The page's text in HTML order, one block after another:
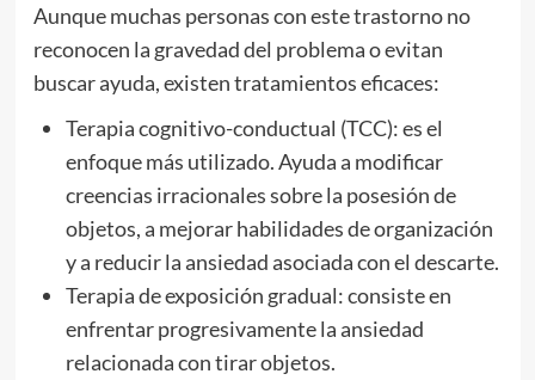
Aunque muchas personas con este trastorno no
reconocen la gravedad del problema o evitan
buscar ayuda, existen tratamientos eficaces:
Terapia cognitivo-conductual (TCC): es el
enfoque más utilizado. Ayuda a modificar
creencias irracionales sobre la posesión de
objetos, a mejorar habilidades de organización
y a reducir la ansiedad asociada con el descarte.
Terapia de exposición gradual: consiste en
enfrentar progresivamente la ansiedad
relacionada con tirar objetos.